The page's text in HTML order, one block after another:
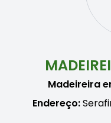
Madeireira
Endereço: